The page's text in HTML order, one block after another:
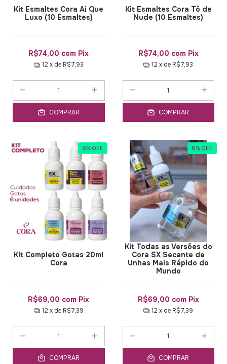
Kit Esmaltes Cora Ai Que
Luxo (10 Esmaltes)
R$74,00 com Pix
12 x de R$7,93
COMPRAR
Kit Esmaltes Cora Tô de
Nude (10 Esmaltes)
R$74,00 com Pix
12 x de R$7,93
COMPRAR
9% OFF
Kit Completo Gotas 20ml
Cora
R$69,00 com Pix
12 x de R$7,39
COMPRAR
8% OFF
Kit Todas as Versões do
Cora SX Secante de
Unhas Mais Rápido do
Mundo
R$69,00 com Pix
12 x de R$7,39
COMPRAR